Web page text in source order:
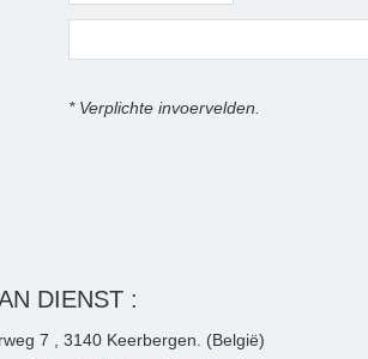
* Verplichte invoervelden.
DIENST :
7 , 3140 Keerbergen. (België)